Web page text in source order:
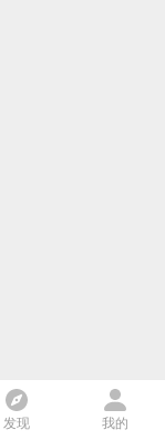
发现 我的